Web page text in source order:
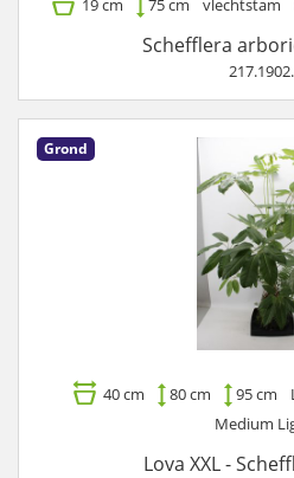
19 cm 75 cm vlechtstam
Schefflera
Grond
40 cm 80 cm 95 cm
Medium
Lova XXL -